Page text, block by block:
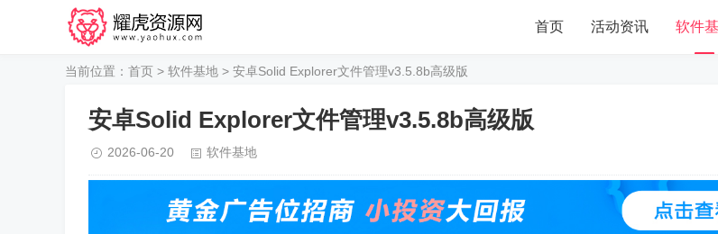
首页 活动资讯 软件
当前位置： 首页 > 软件基地 > 安卓Solid Explorer文件管理v3.5.8b高级版
安卓Solid Explorer文件管理v3.5.8b高级版
2026-06-20 软件基地